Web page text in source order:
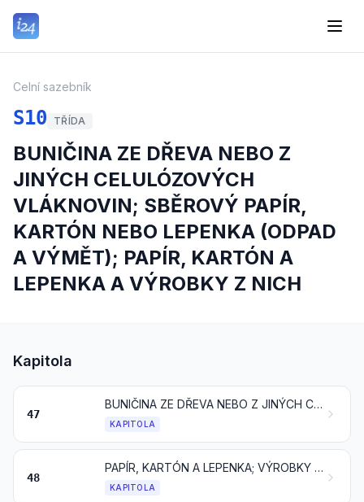
Celní sazebník
S10 TŘÍDA
BUNIČINA ZE DŘEVA NEBO Z
JINÝCH CELULÓZOVÝCH
VLÁKNOVIN; SBĚROVÝ PAPÍR,
KARTÓN NEBO LEPENKA (ODPAD
A VÝMĚT); PAPÍR, KARTÓN A
LEPENKA A VÝROBKY Z NICH
Kapitola
47
BUNIČINA ZE DŘEVA NEBO Z JINÝCH CELULÓZOVÝCH VLÁKNOVIN; SBĚROVÝ PAPÍR, KARTÓN NEBO LEPENKA (ODPAD A VÝMĚT)
KAPITOLA
48
PAPÍR, KARTÓN A LEPENKA; VÝROBKY Z PAPÍROVINY, PAPÍRU, KARTÓNU NEBO LEPENKY
KAPITOLA